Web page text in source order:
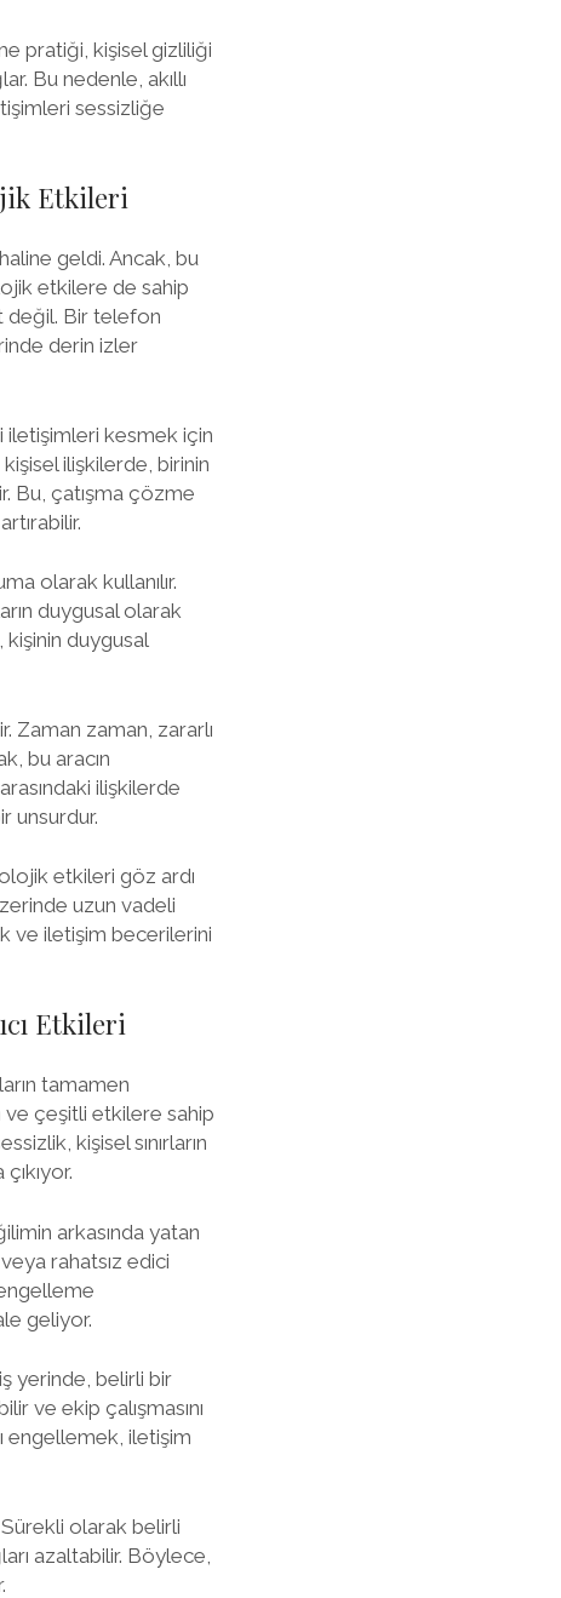
pratiği, kişisel gizliliği
Bu nedenle, akıllı
sessizliğe
Etkileri
geldi. Ancak, bu
etkilere de sahip
değil. Bir telefon
derin izler
iletişimleri kesmek için
kişisel ilişkilerde, birinin
Bu, çatışma çözme
olarak kullanılır.
duygusal olarak
kişinin duygusal
zaman, zararlı
bu aracın
ilişkilerde
unsurdur.
etkileri göz ardı
uzun vadeli
ve iletişim becerilerini
Etkileri
tamamen
ve çeşitli etkilere sahip
kişisel sınırların
arkasında yatan
rahatsız edici
geliyor.
yerinde, belirli bir
ve ekip çalışmasını
engellemek, iletişim
olarak belirli
azaltabilir. Böylece,